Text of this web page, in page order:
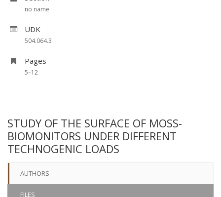
no name
UDK
504.064.3
Pages
5–12
STUDY OF THE SURFACE OF MOSS-
BIOMONITORS UNDER DIFFERENT
TECHNOGENIC LOADS
AUTHORS
FILES